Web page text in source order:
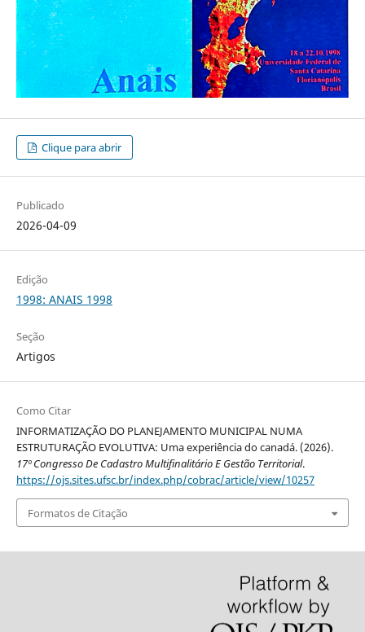
Clique para abrir
Publicado
2026-04-09
Edição
1998: ANAIS 1998
Seção
Artigos
Como Citar
INFORMATIZAÇÃO DO PLANEJAMENTO MUNICIPAL NUMA
ESTRUTURAÇÃO EVOLUTIVA: Uma experiência do canadá. (2026).
17º Congresso De Cadastro Multifinalitário E Gestão Territorial.
https://ojs.sites.ufsc.br/index.php/cobrac/article/view/10257
Formatos de Citação